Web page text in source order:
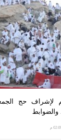
لإشراف حج